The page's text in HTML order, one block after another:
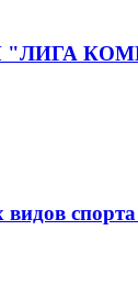
видов